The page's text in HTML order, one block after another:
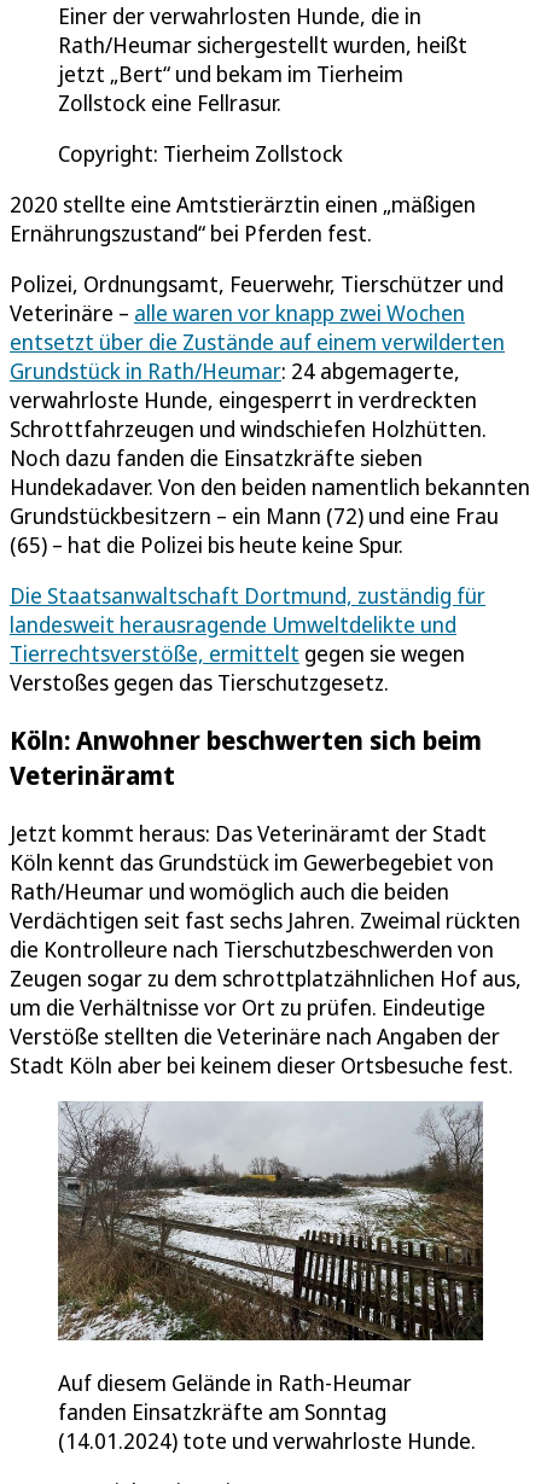
Einer der verwahrlosten Hunde, die in
Rath/Heumar sichergestellt wurden, heißt
jetzt „Bert“ und bekam im Tierheim
Zollstock eine Fellrasur.
Copyright: Tierheim Zollstock
2020 stellte eine Amtstierärztin einen „mäßigen
Ernährungszustand“ bei Pferden fest.
Polizei, Ordnungsamt, Feuerwehr, Tierschützer und
Veterinäre – alle waren vor knapp zwei Wochen
entsetzt über die Zustände auf einem verwilderten
Grundstück in Rath/Heumar: 24 abgemagerte,
verwahrloste Hunde, eingesperrt in verdreckten
Schrottfahrzeugen und windschiefen Holzhütten.
Noch dazu fanden die Einsatzkräfte sieben
Hundekadaver. Von den beiden namentlich bekannten
Grundstückbesitzern – ein Mann (72) und eine Frau
(65) – hat die Polizei bis heute keine Spur.
Die Staatsanwaltschaft Dortmund, zuständig für
landesweit herausragende Umweltdelikte und
Tierrechtsverstöße, ermittelt gegen sie wegen
Verstoßes gegen das Tierschutzgesetz.
Köln: Anwohner beschwerten sich beim
Veterinäramt
Jetzt kommt heraus: Das Veterinäramt der Stadt
Köln kennt das Grundstück im Gewerbegebiet von
Rath/Heumar und womöglich auch die beiden
Verdächtigen seit fast sechs Jahren. Zweimal rückten
die Kontrolleure nach Tierschutzbeschwerden von
Zeugen sogar zu dem schrottplatzähnlichen Hof aus,
um die Verhältnisse vor Ort zu prüfen. Eindeutige
Verstöße stellten die Veterinäre nach Angaben der
Stadt Köln aber bei keinem dieser Ortsbesuche fest.
Auf diesem Gelände in Rath-Heumar
fanden Einsatzkräfte am Sonntag
(14.01.2024) tote und verwahrloste Hunde.